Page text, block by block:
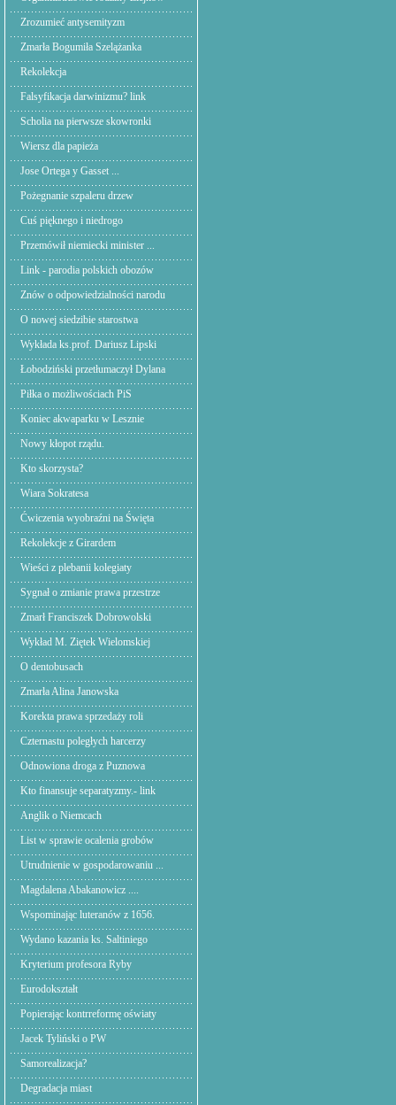
Zrozumieć antysemityzm
Zmarła Bogumiła Szelążanka
Rekolekcja
Falsyfikacja darwinizmu? link
Scholia na pierwsze skowronki
Wiersz dla papieża
Jose Ortega y Gasset ...
Pożegnanie szpaleru drzew
Cuś pięknego i niedrogo
Przemówił niemiecki minister ...
Link - parodia polskich obozów
Znów o odpowiedzialności narodu
O nowej siedzibie starostwa
Wykłada ks.prof. Dariusz Lipski
Łobodziński przetłumaczył Dylana
Piłka o możliwościach PiS
Koniec akwaparku w Lesznie
Nowy kłopot rządu.
Kto skorzysta?
Wiara Sokratesa
Ćwiczenia wyobraźni na Święta
Rekolekcje z Girardem
Wieści z plebanii kolegiaty
Sygnał o zmianie prawa przestrze
Zmarł Franciszek Dobrowolski
Wykład M. Ziętek Wielomskiej
O dentobusach
Zmarła Alina Janowska
Korekta prawa sprzedaży roli
Czternastu poległych harcerzy
Odnowiona droga z Puznowa
Kto finansuje separatyzmy.- link
Anglik o Niemcach
List w sprawie ocalenia grobów
Utrudnienie w gospodarowaniu ...
Magdalena Abakanowicz ....
Wspominając luteranów z 1656.
Wydano kazania ks. Saltiniego
Kryterium profesora Ryby
Eurodokształt
Popierając kontrreformę oświaty
Jacek Tyliński o PW
Samorealizacja?
Degradacja miast